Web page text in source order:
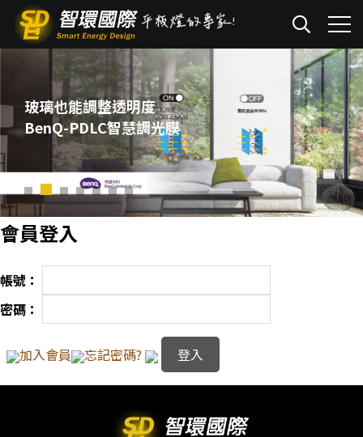
玻璃也能調整透明度
BenQ-PDLC智慧調光膜
會員登入
帳號：
密碼：
加入會員 忘記密碼?